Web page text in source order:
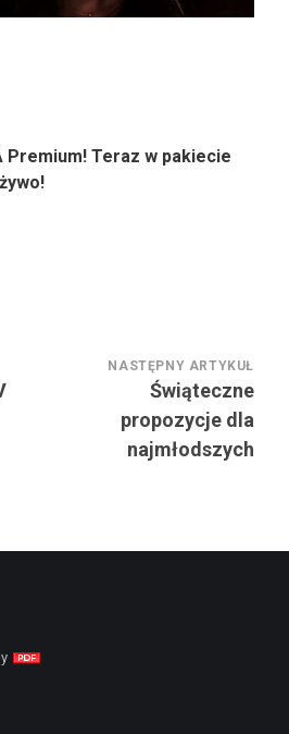
Premium! Teraz w pakiecie
NASTĘPNY ARTYKUŁ
Świąteczne
propozycje dla
najmłodszych